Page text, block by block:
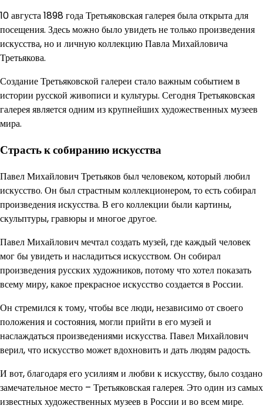
10 августа 1898 года Третьяковская галерея была открыта для
посещения. Здесь можно было увидеть не только произведения
искусства, но и личную коллекцию Павла Михайловича
Третьякова.
Создание Третьяковской галереи стало важным событием в
истории русской живописи и культуры. Сегодня Третьяковская
галерея является одним из крупнейших художественных музеев
мира.
Страсть к собиранию искусства
Павел Михайлович Третьяков был человеком, который любил
искусство. Он был страстным коллекционером, то есть собирал
произведения искусства. В его коллекции были картины,
скульптуры, гравюры и многое другое.
Павел Михайлович мечтал создать музей, где каждый человек
мог бы увидеть и насладиться искусством. Он собирал
произведения русских художников, потому что хотел показать
всему миру, какое прекрасное искусство создается в России.
Он стремился к тому, чтобы все люди, независимо от своего
положения и состояния, могли прийти в его музей и
наслаждаться произведениями искусства. Павел Михайлович
верил, что искусство может вдохновить и дать людям радость.
И вот, благодаря его усилиям и любви к искусству, было создано
замечательное место – Третьяковская галерея. Это один из самых
известных художественных музеев в России и во всем мире.